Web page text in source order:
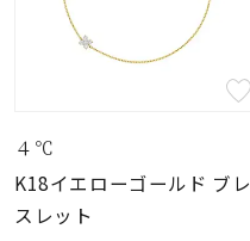
４℃
K18イエローゴールド ブレ
スレット